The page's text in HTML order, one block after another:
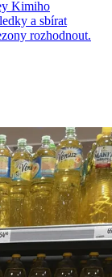
Kimiho
a sbírat
rozhodnout.